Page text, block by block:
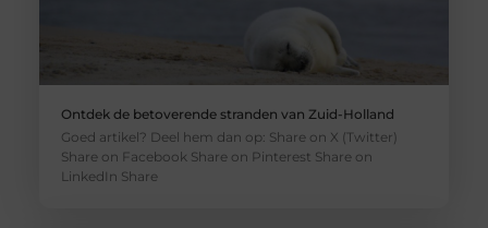
Ontdek de betoverende stranden van Zuid-Holland
Goed artikel? Deel hem dan op: Share on X (Twitter)
Share on Facebook Share on Pinterest Share on
LinkedIn Share